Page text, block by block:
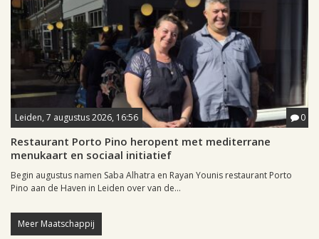
Leiden, 7 augustus 2026, 16:56 0
Restaurant Porto Pino heropent met mediterrane
menukaart en sociaal initiatief
Begin augustus namen Saba Alhatra en Rayan Younis restaurant Porto
Pino aan de Haven in Leiden over van de...
Meer Maatschappij